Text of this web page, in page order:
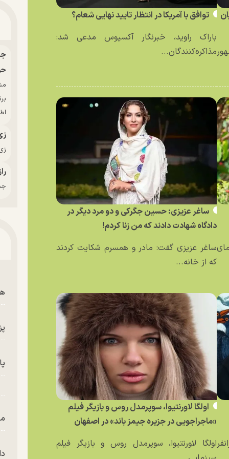
توافق با آمریکا در انتظار تایید نهایی شعام؟
باراک راوید، خبرنگار آکسیوس مدعی شد:
مذاکره‌کنندگان...
ساغر عزیزی: حسین جگرکی و دو مرد دیگر در
دادگاه شهادت دادند که من زنا کردم!
ساغر عزیزی گفت: مادر و همسرم شکایت کردند
که از خانه...
اولگا لاورنتیوا، سوپرمدل روس و بازیگر فیلم
«ماجراجویی در جزیره جیمز باند» در اصفهان
اولگا لاورنتیوا، سوپرمدل روس و بازیگر فیلم